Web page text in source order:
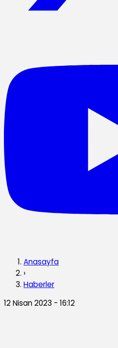
Anasayfa
›
Haberler
12 Nisan 2023 - 16:12